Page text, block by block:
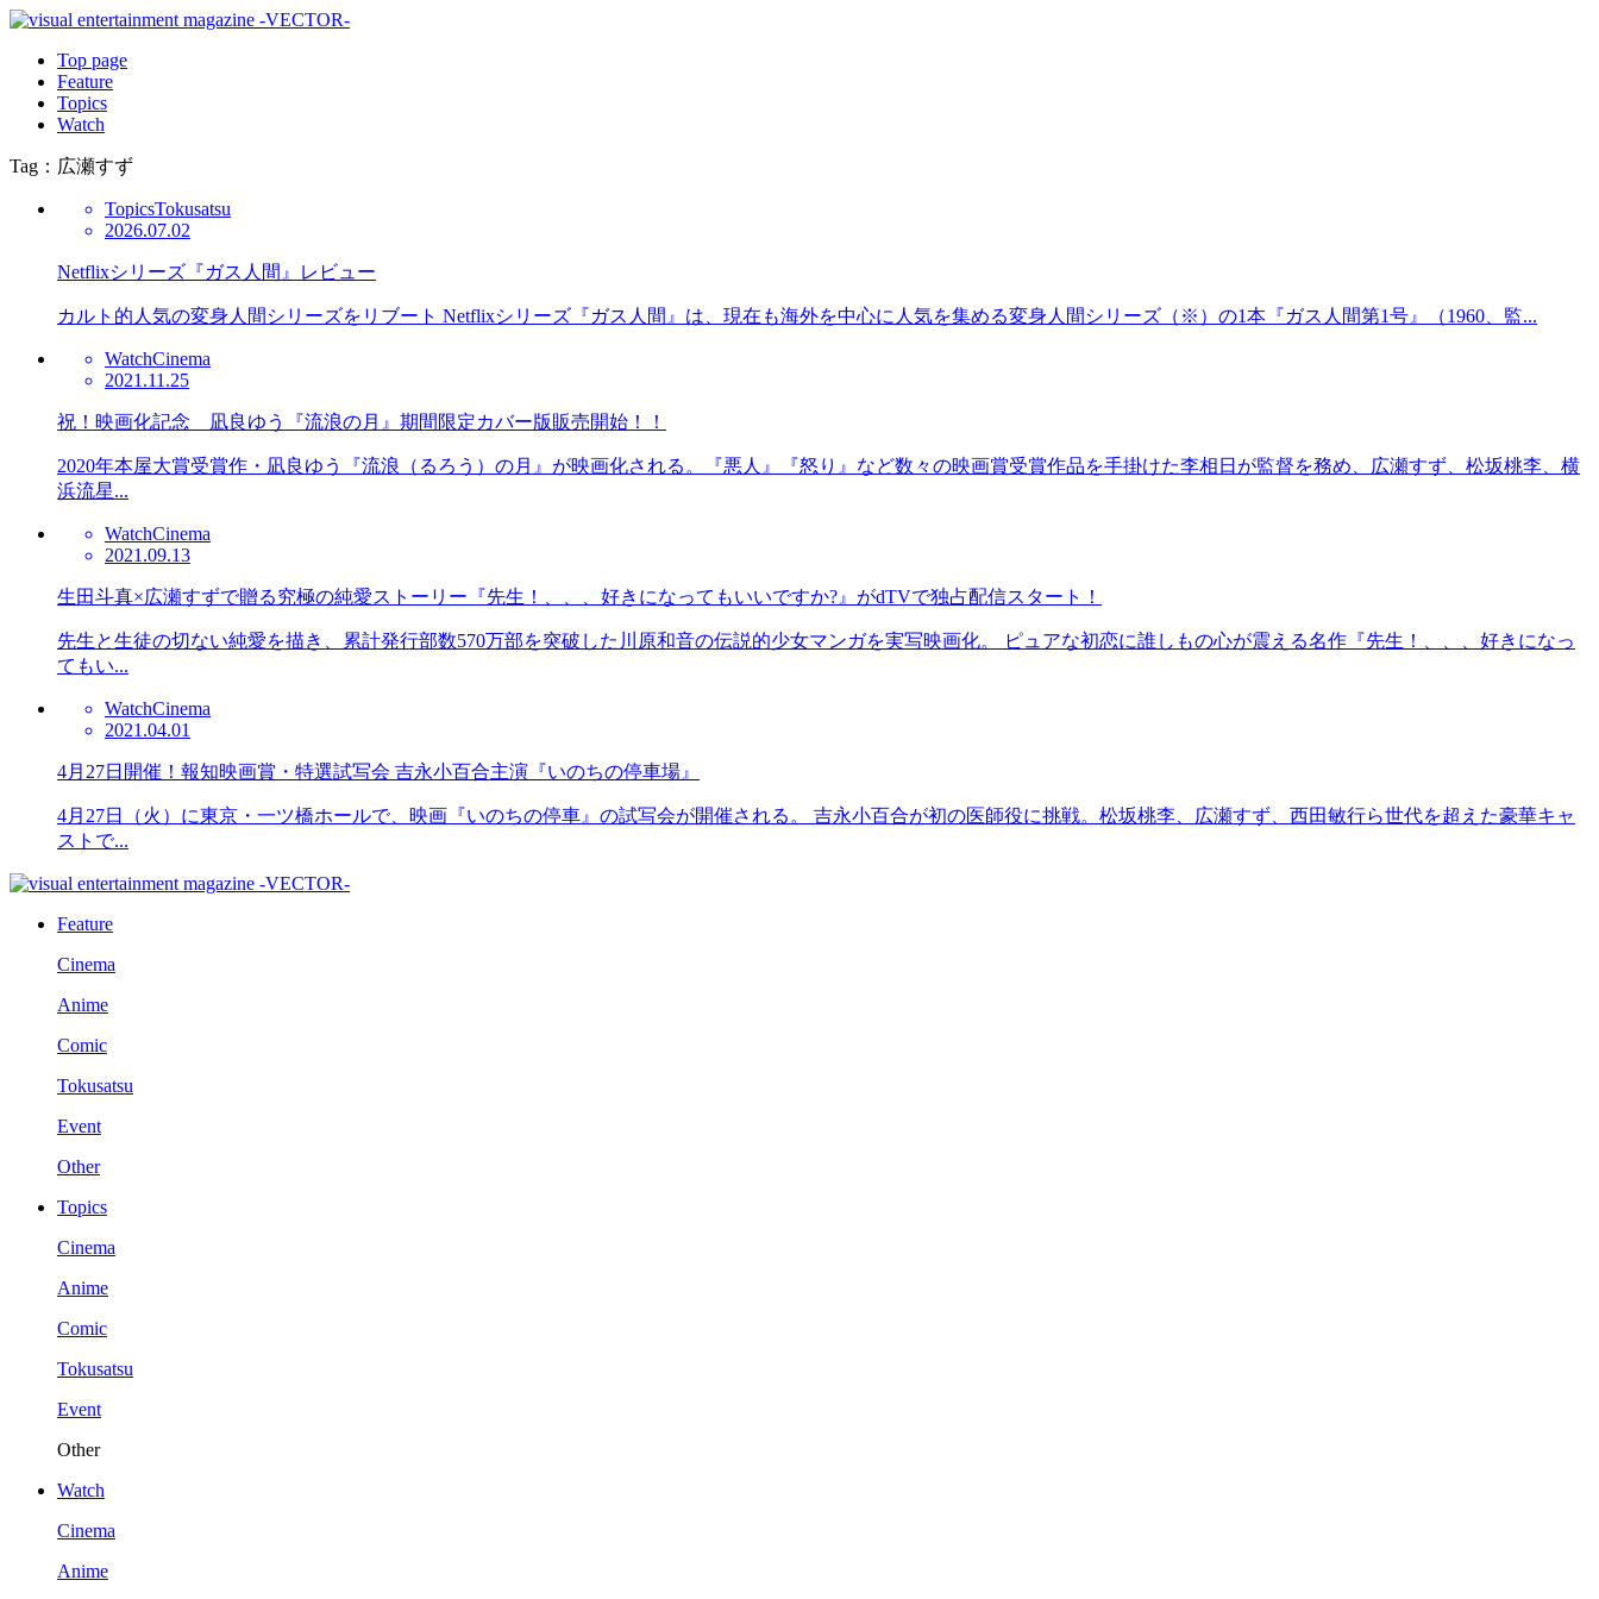
Top page
Feature
Topics
Watch
Tag：広瀬すず
TopicsTokusatsu
2026.07.02
Netflixシリーズ『ガス人間』レビュー
カルト的人気の変身人間シリーズをリブート Netflixシリーズ『ガス人間』は、現在も海外を中心に人気を集める変身人間シリーズ（※）の1本『ガス人間第1号』（1960、監...
WatchCinema
2021.11.25
祝！映画化記念 凪良ゆう『流浪の月』期間限定カバー版販売開始！！
2020年本屋大賞受賞作・凪良ゆう『流浪（るろう）の月』が映画化される。『悪人』『怒り』など数々の映画賞受賞作品を手掛けた李相日が監督を務め、広瀬すず、松坂桃李、横
浜流星...
WatchCinema
2021.09.13
生田斗真×広瀬すずで贈る究極の純愛ストーリー『先生！、、、好きになってもいいですか?』がdTVで独占配信スタート！
先生と生徒の切ない純愛を描き、累計発行部数570万部を突破した川原和音の伝説的少女マンガを実写映画化。 ピュアな初恋に誰しもの心が震える名作『先生！、、、好きになっ
てもい...
WatchCinema
2021.04.01
4月27日開催！報知映画賞・特選試写会 吉永小百合主演『いのちの停車場』
4月27日（火）に東京・一ツ橋ホールで、映画『いのちの停車』の試写会が開催される。 吉永小百合が初の医師役に挑戦。松坂桃李、広瀬すず、西田敏行ら世代を超えた豪華キャ
ストで...
Feature
Cinema
Anime
Comic
Tokusatsu
Event
Other
Topics
Cinema
Anime
Comic
Tokusatsu
Event
Other
Watch
Cinema
Anime